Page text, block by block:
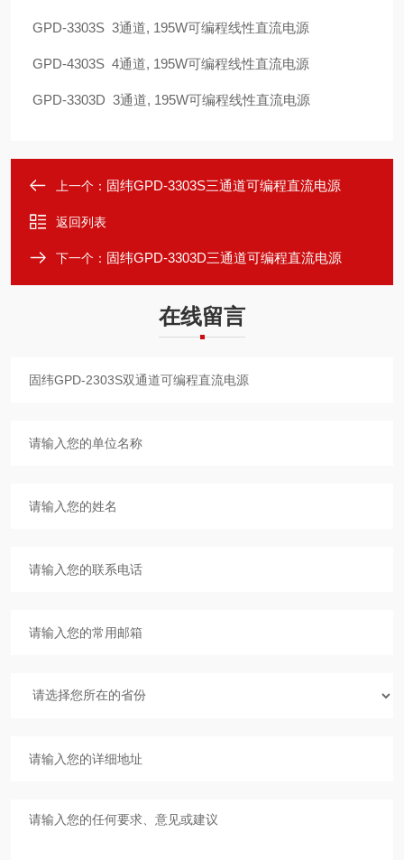
GPD-3303S 3通道, 195W可编程线性直流电源
GPD-4303S 4通道, 195W可编程线性直流电源
GPD-3303D 3通道, 195W可编程线性直流电源
上一个： 固纬GPD-3303S三通道可编程直流电源
返回列表
下一个： 固纬GPD-3303D三通道可编程直流电源
在线留言